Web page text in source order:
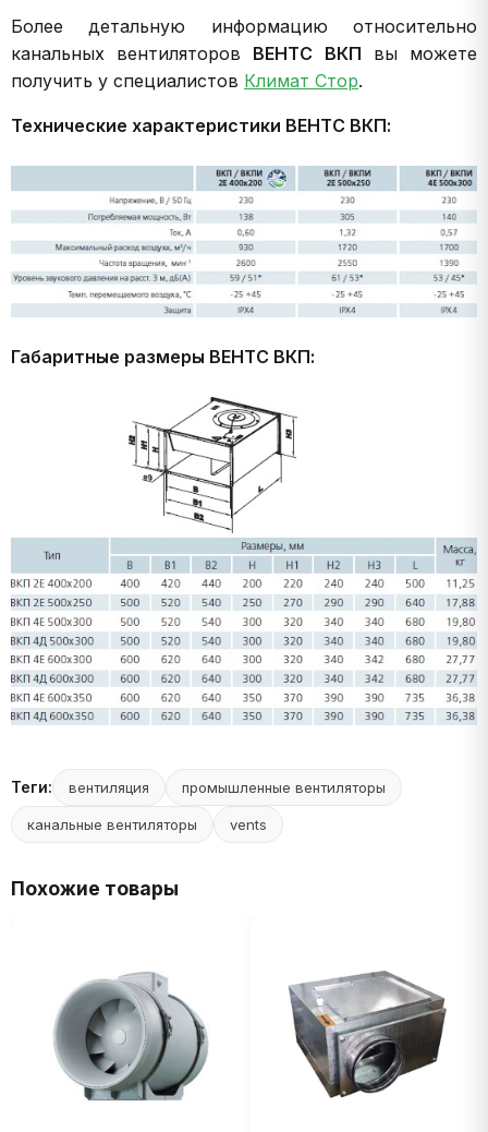
Более детальную информацию относительно
канальных вентиляторов ВЕНТС ВКП вы можете
получить у специалистов Климат Стор.
Технические характеристики ВЕНТС ВКП:
Габаритные размеры ВЕНТС ВКП:
Теги: вентиляция промышленные вентиляторы
канальные вентиляторы vents
Похожие товары